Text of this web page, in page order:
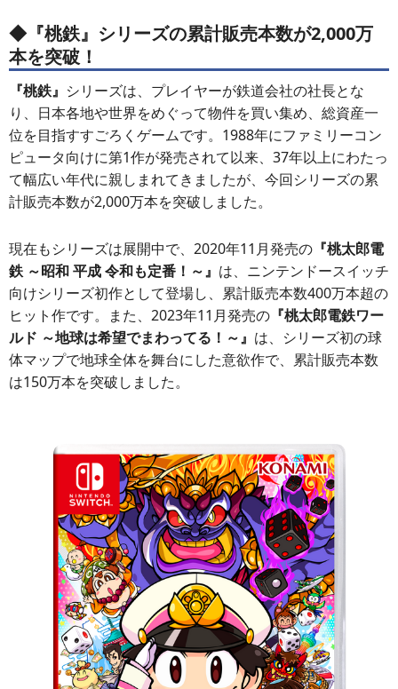
◆『桃鉄』 シリーズの累計販売本数が2,000万
本を突破！
『桃鉄』 シリーズは、プレイヤーが鉄道会社の社長とな
り、日本各地や世界をめぐって物件を買い集め、総資産一
位を目指すすごろくゲームです。1988年にファミリーコン
ピュータ向けに第1作が発売されて以来、37年以上にわたっ
て幅広い年代に親しまれてきましたが、今回シリーズの累
計販売本数が2,000万本を突破しました。
現在もシリーズは展開中で、2020年11月発売の 『桃太郎電
鉄 ～昭和 平成 令和も定番！～』 は、ニンテンドースイッチ
向けシリーズ初作として登場し、累計販売本数400万本超の
ヒット作です。また、2023年11月発売の 『桃太郎電鉄ワー
ルド ～地球は希望でまわってる！～』 は、シリーズ初の球
体マップで地球全体を舞台にした意欲作で、累計販売本数
は150万本を突破しました。